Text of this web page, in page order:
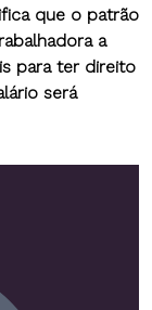
que o patrão
a
para ter direito
será